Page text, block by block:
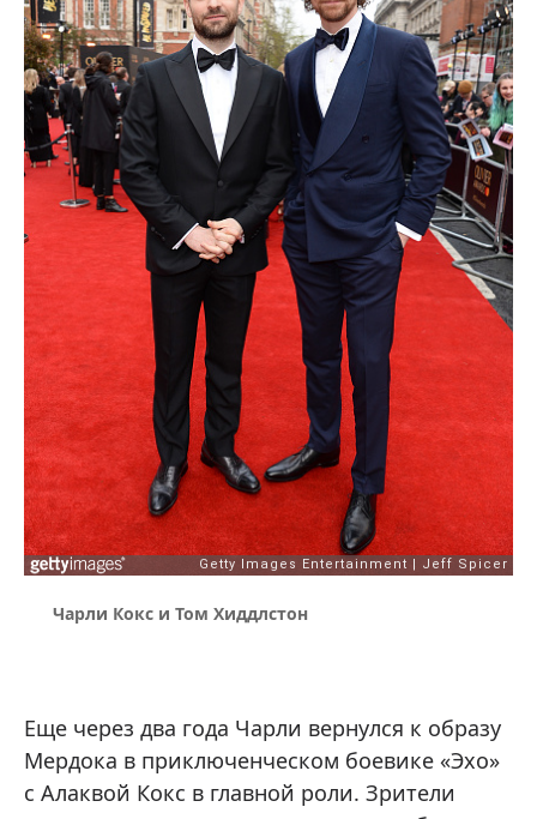
Чарли Кокс и Том Хиддлстон
Еще через два года Чарли вернулся к образу
Мердока в приключенческом боевике «Эхо»
с Алаквой Кокс в главной роли. Зрители